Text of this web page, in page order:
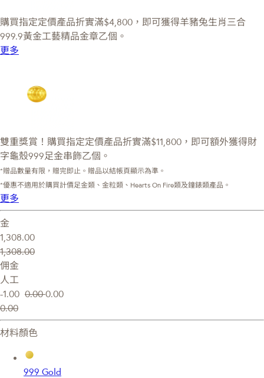
購買指定定價產品折實滿$4,800，即可獲得羊豬兔生肖三合
999.9黃金工藝精品金章乙個。
更多
雙重獎賞！購買指定定價產品折實滿$11,800，即可額外獲得財
字龜殼999足金串飾乙個。
*贈品數量有限，贈完即止。贈品以結帳頁顯示為準。
*優惠不適用於購買計價足金類、金粒類、Hearts On Fire類及鐘錶類產品。
更多
金
1,308.00
1,308.00
佣金
人工
-1.00 0.000.00
0.00
材料顏色
999 Gold